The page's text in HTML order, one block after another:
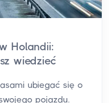
Holandii:
wiedzieć
ubiegać się o
pojazdu.